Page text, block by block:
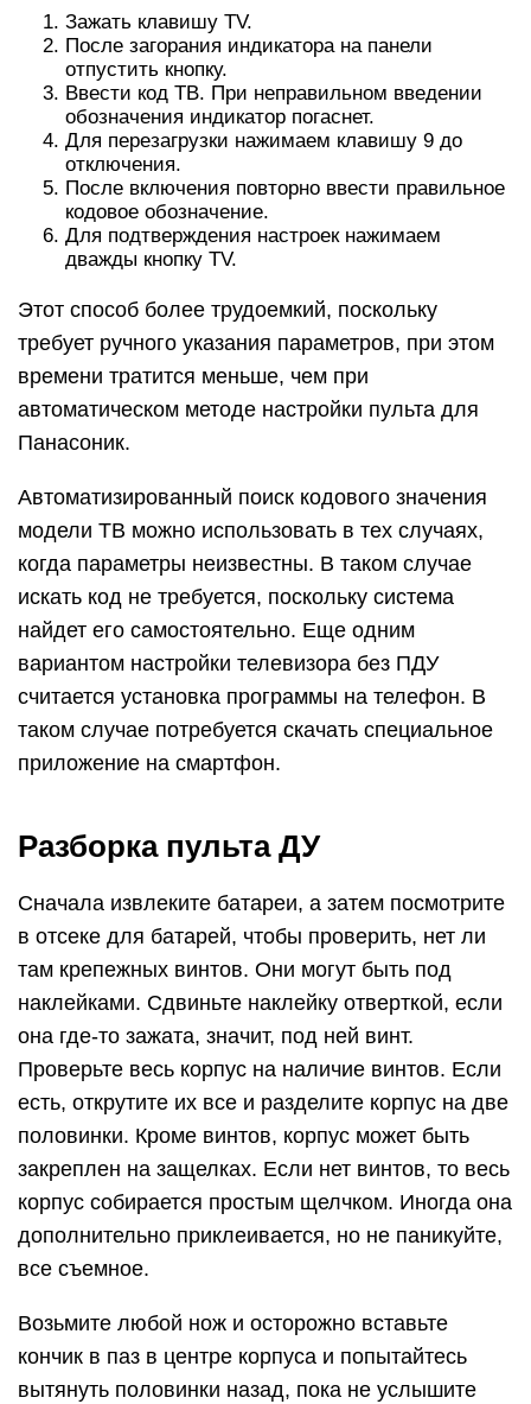
Зажать клавишу TV.
После загорания индикатора на панели
отпустить кнопку.
Ввести код ТВ. При неправильном введении
обозначения индикатор погаснет.
Для перезагрузки нажимаем клавишу 9 до
отключения.
После включения повторно ввести правильное
кодовое обозначение.
Для подтверждения настроек нажимаем
дважды кнопку TV.
Этот способ более трудоемкий, поскольку
требует ручного указания параметров, при этом
времени тратится меньше, чем при
автоматическом методе настройки пульта для
Панасоник.
Автоматизированный поиск кодового значения
модели ТВ можно использовать в тех случаях,
когда параметры неизвестны. В таком случае
искать код не требуется, поскольку система
найдет его самостоятельно. Еще одним
вариантом настройки телевизора без ПДУ
считается установка программы на телефон. В
таком случае потребуется скачать специальное
приложение на смартфон.
Разборка пульта ДУ
Сначала извлеките батареи, а затем посмотрите
в отсеке для батарей, чтобы проверить, нет ли
там крепежных винтов. Они могут быть под
наклейками. Сдвиньте наклейку отверткой, если
она где-то зажата, значит, под ней винт.
Проверьте весь корпус на наличие винтов. Если
есть, открутите их все и разделите корпус на две
половинки. Кроме винтов, корпус может быть
закреплен на защелках. Если нет винтов, то весь
корпус собирается простым щелчком. Иногда она
дополнительно приклеивается, но не паникуйте,
все съемное.
Возьмите любой нож и осторожно вставьте
кончик в паз в центре корпуса и попытайтесь
вытянуть половинки назад, пока не услышите